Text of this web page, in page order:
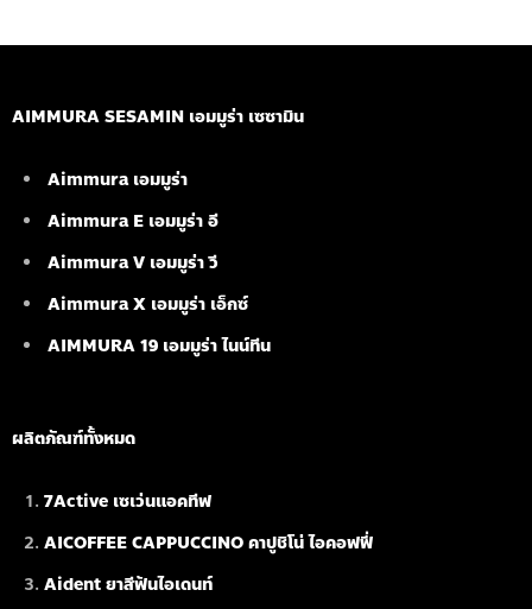
AIMMURA SESAMIN เอมมูร่า เซซามิน
Aimmura เอมมูร่า
Aimmura E เอมมูร่า อี
Aimmura V เอมมูร่า วี
Aimmura X เอมมูร่า เอ็กซ์
AIMMURA 19 เอมมูร่า ไนน์ทีน
ผลิตภัณฑ์ทั้งหมด
7Active เซเว่นแอคทีฟ
AICOFFEE CAPPUCCINO คาปูชิโน่ ไอคอฟฟี่
Aident ยาสีฟันไอเดนท์